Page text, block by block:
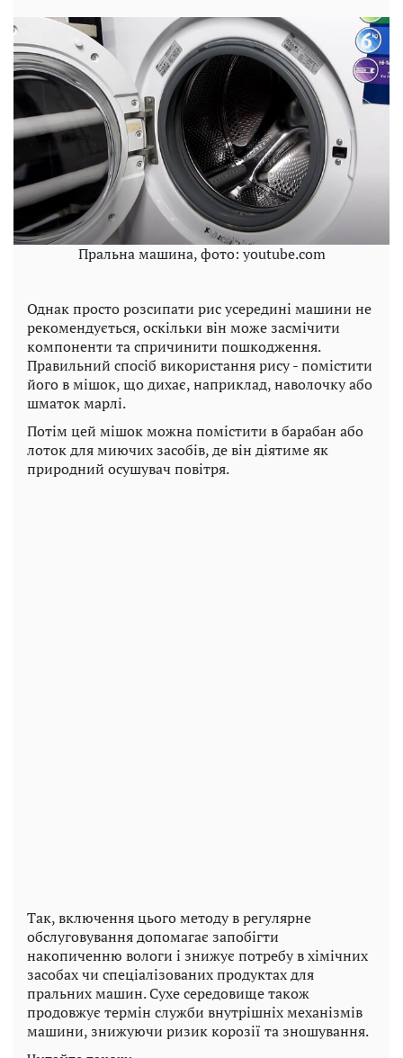
Пральна машина, фото: youtube.com
Однак просто розсипати рис усередині машини не
рекомендується, оскільки він може засмічити
компоненти та спричинити пошкодження.
Правильний спосіб використання рису - помістити
його в мішок, що дихає, наприклад, наволочку або
шматок марлі.
Потім цей мішок можна помістити в барабан або
лоток для миючих засобів, де він діятиме як
природний осушувач повітря.
Так, включення цього методу в регулярне
обслуговування допомагає запобігти
накопиченню вологи і знижує потребу в хімічних
засобах чи спеціалізованих продуктах для
пральних машин. Сухе середовище також
продовжує термін служби внутрішніх механізмів
машини, знижуючи ризик корозії та зношування.